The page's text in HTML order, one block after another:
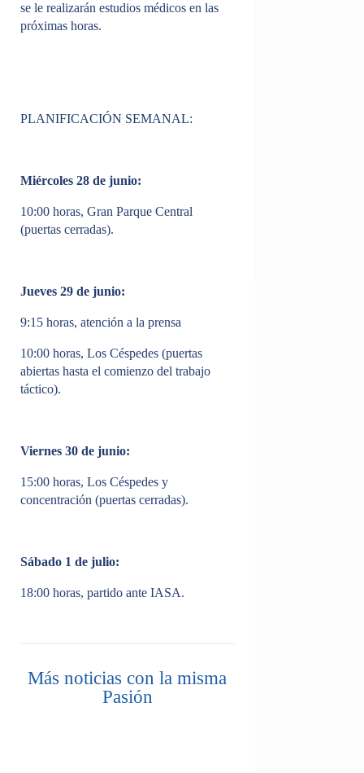
se le realizarán estudios médicos en las
próximas horas.
PLANIFICACIÓN SEMANAL:
Miércoles 28 de junio:
10:00 horas, Gran Parque Central
(puertas cerradas).
Jueves 29 de junio:
9:15 horas, atención a la prensa
10:00 horas, Los Céspedes (puertas
abiertas hasta el comienzo del trabajo
táctico).
Viernes 30 de junio:
15:00 horas, Los Céspedes y
concentración (puertas cerradas).
Sábado 1 de julio:
18:00 horas, partido ante IASA.
Más noticias con la misma
Pasión